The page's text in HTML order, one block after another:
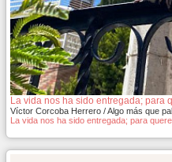
La vida nos ha sido entregada; para
Víctor Corcoba Herrero / Algo más que
La vida nos ha sido entregada; para